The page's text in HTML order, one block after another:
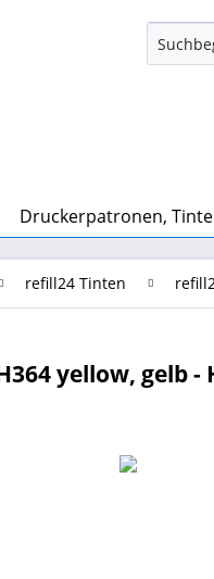
Druckerpatronen,
refill24 Tinten
yellow, gelb -